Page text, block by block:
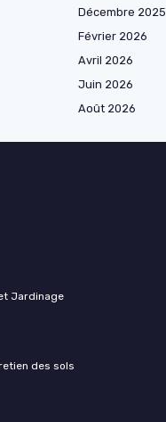
Décembre 2025
Février 2026
Avril 2026
Juin 2026
Août 2026
Jardinage
des sols